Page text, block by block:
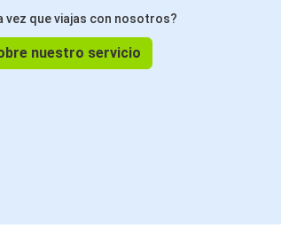
vez que viajas con nosotros?
nuestro servicio